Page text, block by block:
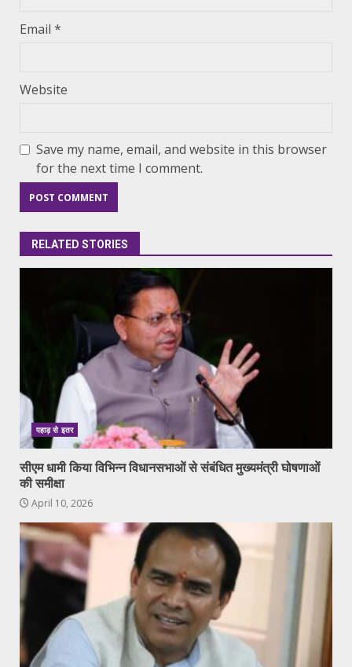
Email *
Website
Save my name, email, and website in this browser
for the next time I comment.
RELATED STORIES
पहाड़ से इतर
सीएम धामी किया विभिन्न विधानसभाओं से संबंधित मुख्यमंत्री घोषणाओं
की समीक्षा
April 10, 2026